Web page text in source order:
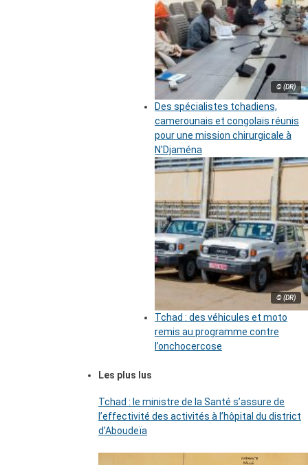
© (DR)
Des spécialistes tchadiens,
camerounais et congolais réunis
pour une mission chirurgicale à
N’Djaména
© (DR)
Tchad : des véhicules et moto
remis au programme contre
l’onchocercose
Les plus lus
Tchad : le ministre de la Santé s’assure de
l’effectivité des activités à l’hôpital du district
d’Aboudeïa